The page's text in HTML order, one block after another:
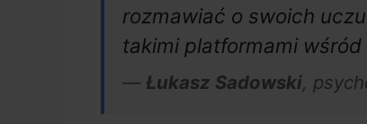
rozmawiać o swoich
takimi platformami wśród
— Łukasz Sadowski,